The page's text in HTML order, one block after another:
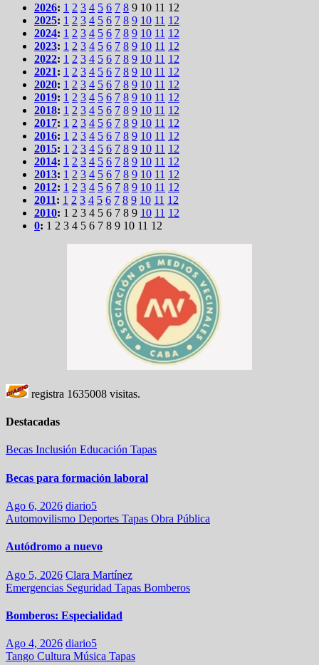
2026: 1 2 3 4 5 6 7 8 9 10 11 12
2025: 1 2 3 4 5 6 7 8 9 10 11 12
2024: 1 2 3 4 5 6 7 8 9 10 11 12
2023: 1 2 3 4 5 6 7 8 9 10 11 12
2022: 1 2 3 4 5 6 7 8 9 10 11 12
2021: 1 2 3 4 5 6 7 8 9 10 11 12
2020: 1 2 3 4 5 6 7 8 9 10 11 12
2019: 1 2 3 4 5 6 7 8 9 10 11 12
2018: 1 2 3 4 5 6 7 8 9 10 11 12
2017: 1 2 3 4 5 6 7 8 9 10 11 12
2016: 1 2 3 4 5 6 7 8 9 10 11 12
2015: 1 2 3 4 5 6 7 8 9 10 11 12
2014: 1 2 3 4 5 6 7 8 9 10 11 12
2013: 1 2 3 4 5 6 7 8 9 10 11 12
2012: 1 2 3 4 5 6 7 8 9 10 11 12
2011: 1 2 3 4 5 6 7 8 9 10 11 12
2010: 1 2 3 4 5 6 7 8 9 10 11 12
0: 1 2 3 4 5 6 7 8 9 10 11 12
registra 1635008 visitas.
Destacadas
Becas Inclusión Educación Tapas
Becas para formación laboral
Ago 6, 2026 diario5
Automovilismo Deportes Tapas Obra Pública
Autódromo a nuevo
Ago 5, 2026 Clara Martínez
Emergencias Seguridad Tapas Bomberos
Bomberos: Especialidad
Ago 4, 2026 diario5
Tango Cultura Música Tapas